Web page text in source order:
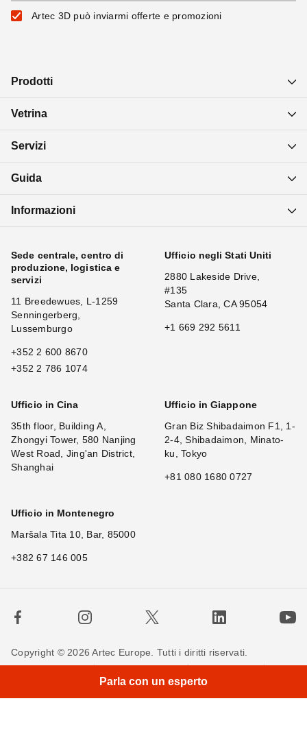
Artec 3D può inviarmi offerte e promozioni
Prodotti
Vetrina
Servizi
Guida
Informazioni
Sede centrale, centro di
produzione, logistica e
servizi
11 Breedewues, L-1259
Senningerberg,
Lussemburgo
+352 2 600 8670
+352 2 786 1074
Ufficio negli Stati Uniti
2880 Lakeside Drive,
#135
Santa Clara, CA 95054
+1 669 292 5611
Ufficio in Cina
35th floor, Building A,
Zhongyi Tower, 580 Nanjing
West Road, Jing'an District,
Shanghai
Ufficio in Giappone
Gran Biz Shibadaimon F1, 1-
2-4, Shibadaimon, Minato-
ku, Tokyo
+81 080 1680 0727
Ufficio in Montenegro
Maršala Tita 10, Bar, 85000
+382 67 146 005
Copyright © 2026 Artec Europe. Tutti i diritti riservati.
Contattaci
Parla con un esperto